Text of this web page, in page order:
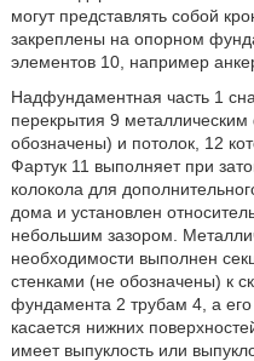
могут представлять собой
закреплены на опорном
элементов 10, например
Надфундаментная часть 1
перекрытия 9
обозначены) и потолок, 12
Фартук 11 выполняет при
колокола для
дома и установлен
небольшим зазором.
необходимости выполнен
стенками (не обозначены) к
фундамента 2 трубам 4, а
касается нижних
имеет выпуклость или